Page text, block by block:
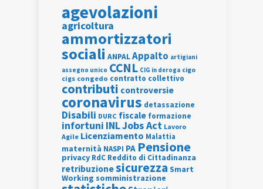
agevolazioni
agricoltura
ammortizzatori
sociali ANPALAppalto artigiani
assegno unico CCNL CIG in deroga cigo
cigs congedo contratto collettivo
contributi controversie
coronavirus detassazione
Disabili DURC fiscale formazione
infortuni INLJobs Act Lavoro
Agile Licenziamento Malattia
maternità NASPI PA Pensione
privacy RdC Reddito di Cittadinanza
retribuzionesicurezza Smart
Working somministrazione